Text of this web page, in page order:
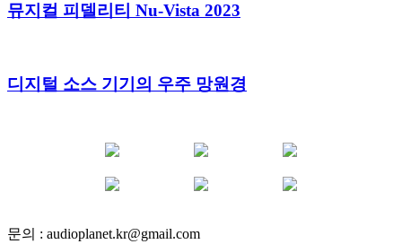
뮤지컬 피델리티 Nu-Vista 2023
디지털 소스 기기의 우주 망원경
문의 : audioplanet.kr@gmail.com